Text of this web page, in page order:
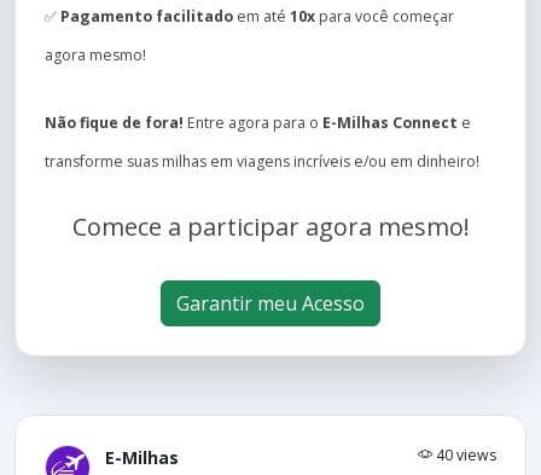
✅ Pagamento facilitado em até 10x para você começar
agora mesmo!
Não fique de fora! Entre agora para o E-Milhas Connect e
transforme suas milhas em viagens incríveis e/ou em dinheiro!
Comece a participar agora mesmo!
Garantir meu Acesso
E-Milhas 40 views